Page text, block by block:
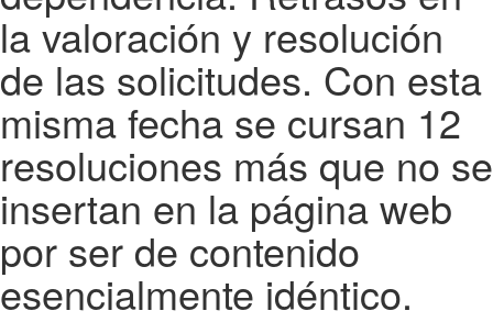
la valoración y resolución
de las solicitudes. Con esta
misma fecha se cursan 12
resoluciones más que no se
insertan en la página web
por ser de contenido
esencialmente idéntico.